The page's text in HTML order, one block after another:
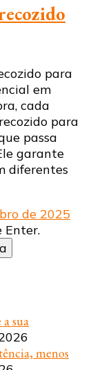
para
em
cada
para
passa
garante
diferentes
de 2025
Enter.
sua
menos